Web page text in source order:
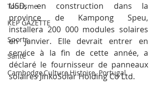
Tourisme
KEP GAZETTE
Sports
Santé
Cambodge,Culture,Histoire, Portugal
USD, en construction dans la
province de Kampong Speu,
installera 200 000 modules solaires
en janvier. Elle devrait entrer en
service à la fin de cette année, a
déclaré le fournisseur de panneaux
solaires JinkoSolar Holding Co Ltd.